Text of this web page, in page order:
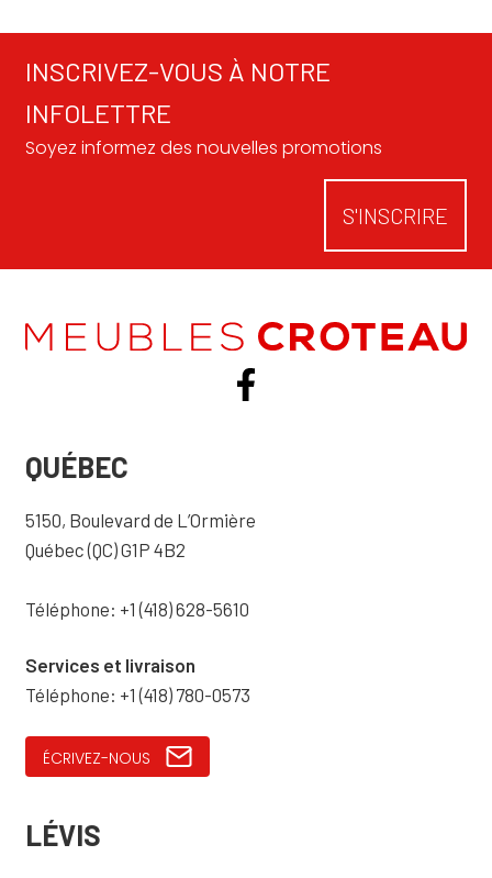
INSCRIVEZ-VOUS À NOTRE
INFOLETTRE
Soyez informez des nouvelles promotions
S'INSCRIRE
QUÉBEC
5150, Boulevard de L’Ormière
Québec (QC) G1P 4B2
Téléphone: +1 (418) 628-5610
Services et livraison
Téléphone: +1 (418) 780-0573
ÉCRIVEZ-NOUS
LÉVIS